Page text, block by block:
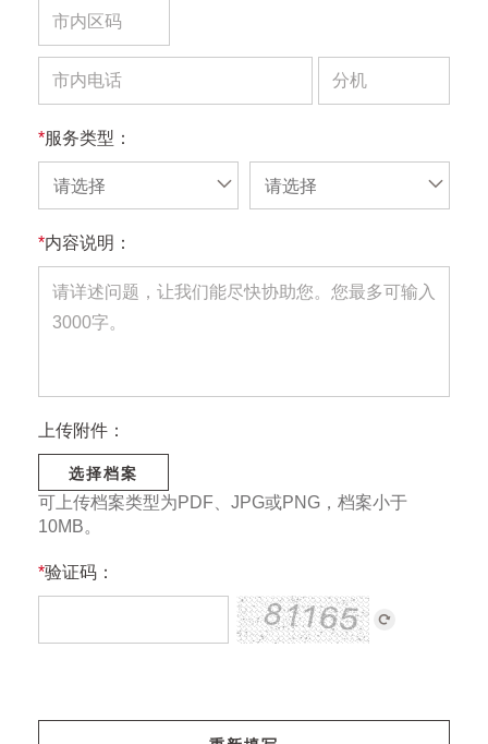
*服务类型：
请选择 请选择
*内容说明：
上传附件：
选择档案
可上传档案类型为PDF、JPG或PNG，档案小于
10MB。
*验证码：